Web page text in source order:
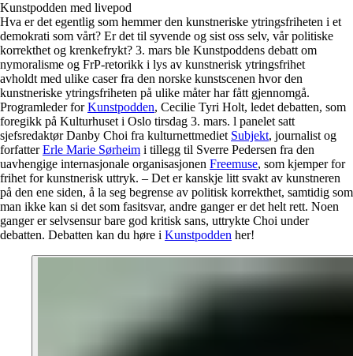
Kunstpodden med livepod
Hva er det egentlig som hemmer den kunstneriske ytringsfriheten i et
demokrati som vårt? Er det til syvende og sist oss selv, vår politiske
korrekthet og krenkefrykt? 3. mars ble Kunstpoddens debatt om
nymoralisme og FrP-retorikk i lys av kunstnerisk ytringsfrihet
avholdt med ulike caser fra den norske kunstscenen hvor den
kunstneriske ytringsfriheten på ulike måter har fått gjennomgå.
Programleder forKunstpodden, Cecilie Tyri Holt, ledet debatten, som
foregikk på Kulturhuset i Oslo tirsdag 3. mars. l panelet satt
sjefsredaktør Danby Choi fra kulturnettmediet Subjekt, journalist og
forfatterErle Marie Sørheim i tillegg til Sverre Pedersen fra den
uavhengige internasjonale organisasjonen Freemuse, som kjemper for
frihet for kunstnerisk uttryk. – Det er kanskje litt svakt av kunstneren
på den ene siden, å la seg begrense av politisk korrekthet, samtidig som
man ikke kan si det som fasitsvar, andre ganger er det helt rett. Noen
ganger er selvsensur bare god kritisk sans, uttrykte Choi under
debatten. Debatten kan du høre i Kunstpodden her!